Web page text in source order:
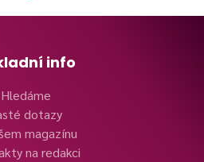
info
Hledáme
dotazy
magazínu
na redakci